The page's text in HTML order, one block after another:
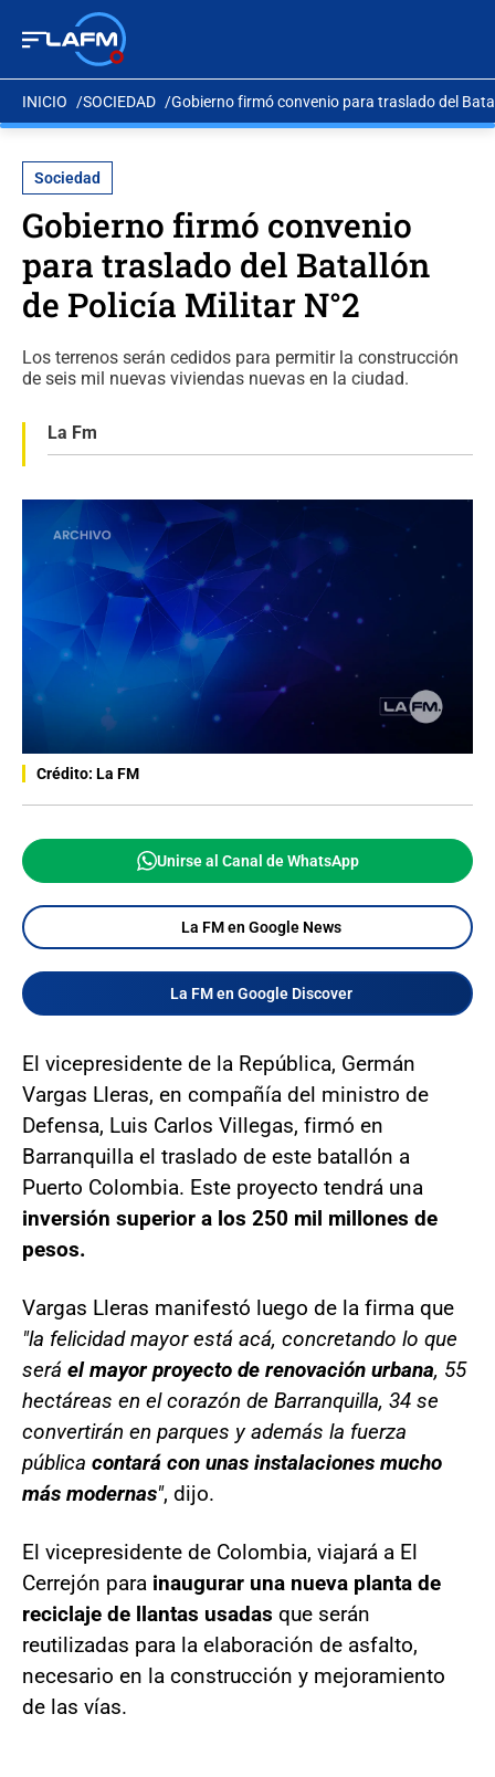
INICIO SOCIEDAD Gobierno firmó convenio para traslado del
Sociedad
Gobierno firmó convenio
para traslado del Batallón
de Policía Militar N°2
Los terrenos serán cedidos para permitir la construcción
de seis mil nuevas viviendas nuevas en la ciudad.
La Fm
Crédito: La FM
Unirse al Canal de WhatsApp
La FM en Google News
La FM en Google Discover
El vicepresidente de la República, Germán
Vargas Lleras, en compañía del ministro de
Defensa, Luis Carlos Villegas, firmó en
Barranquilla el traslado de este batallón a
Puerto Colombia. Este proyecto tendrá una
inversión superior a los 250 mil millones de
pesos.
Vargas Lleras manifestó luego de la firma que
"la felicidad mayor está acá, concretando lo que
será el mayor proyecto de renovación urbana, 55
hectáreas en el corazón de Barranquilla, 34 se
convertirán en parques y además la fuerza
pública contará con unas instalaciones mucho
más modernas", dijo.
El vicepresidente de Colombia, viajará a El
Cerrejón para inaugurar una nueva planta de
reciclaje de llantas usadas que serán
reutilizadas para la elaboración de asfalto,
necesario en la construcción y mejoramiento
de las vías.